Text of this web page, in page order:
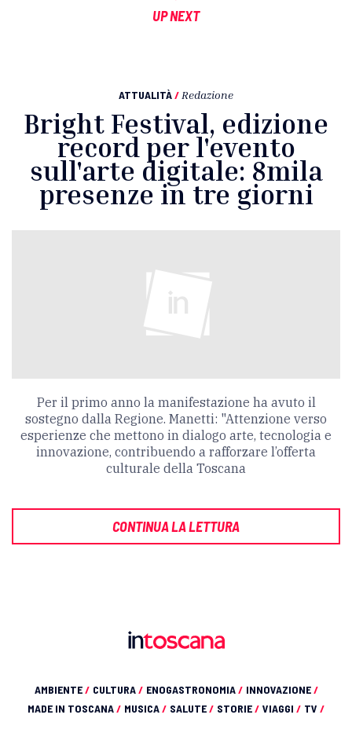
UP NEXT
ATTUALITÀ/ Redazione
Bright Festival, edizione
record per l'evento
sull'arte digitale: 8mila
presenze in tre giorni
Per il primo anno la manifestazione ha avuto il
sostegno dalla Regione. Manetti: "Attenzione verso
esperienze che mettono in dialogo arte, tecnologia e
innovazione, contribuendo a rafforzare l’offerta
culturale della Toscana
CONTINUA LA LETTURA
AMBIENTE/ CULTURA/ ENOGASTRONOMIA/ INNOVAZIONE/
MADE IN TOSCANA/ MUSICA/ SALUTE/ STORIE/ VIAGGI / TV /